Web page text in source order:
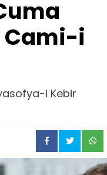
Cami-i
i Kebir